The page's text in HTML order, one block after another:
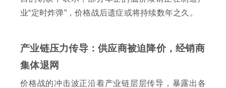
业“定时炸弹”，价格战后遗症或将持续数年之久。
产业链压力传导：供应商被迫降价，经销商
集体退网
价格战的冲击波正沿着产业链层层传导，暴露出各